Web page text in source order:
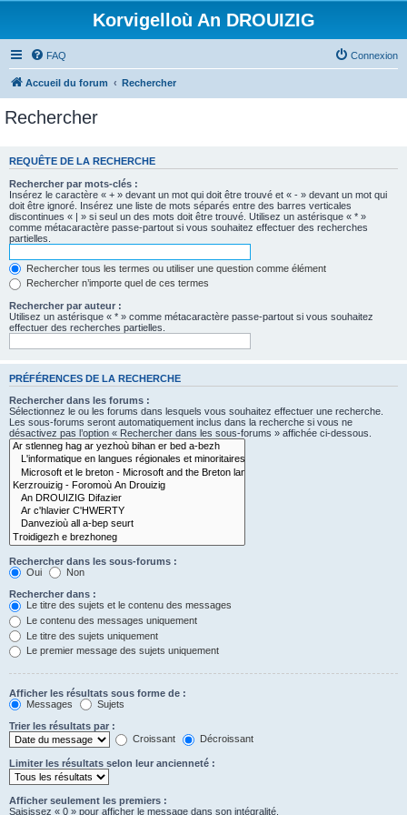
Korvigelloù An DROUIZIG
FAQ Connexion
Accueil du forum Rechercher
Rechercher
REQUÊTE DE LA RECHERCHE
Rechercher par mots-clés :
Insérez le caractère « + » devant un mot qui doit être trouvé et « - » devant un mot qui
doit être ignoré. Insérez une liste de mots séparés entre des barres verticales
discontinues « | » si seul un des mots doit être trouvé. Utilisez un astérisque « * »
comme métacaractère passe-partout si vous souhaitez effectuer des recherches
partielles.
Rechercher tous les termes ou utiliser une question comme élément
Rechercher n’importe quel de ces termes
Rechercher par auteur :
Utilisez un astérisque « * » comme métacaractère passe-partout si vous souhaitez
effectuer des recherches partielles.
PRÉFÉRENCES DE LA RECHERCHE
Rechercher dans les forums :
Sélectionnez le ou les forums dans lesquels vous souhaitez effectuer une recherche.
Les sous-forums seront automatiquement inclus dans la recherche si vous ne
désactivez pas l’option « Rechercher dans les sous-forums » affichée ci-dessous.
Rechercher dans les sous-forums :
Oui
Non
Rechercher dans :
Le titre des sujets et le contenu des messages
Le contenu des messages uniquement
Le titre des sujets uniquement
Le premier message des sujets uniquement
Afficher les résultats sous forme de :
Messages
Sujets
Trier les résultats par :
Croissant
Décroissant
Limiter les résultats selon leur ancienneté :
Afficher seulement les premiers :
Saisissez « 0 » pour afficher le message dans son intégralité.